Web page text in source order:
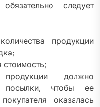
следует
продукции
стоимость;
должно
посылки, чтобы ее
оказалась